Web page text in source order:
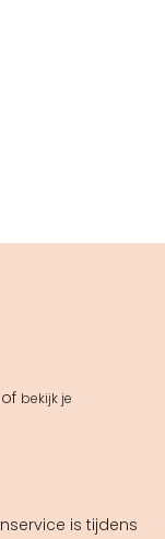
of bekijk je
is tijdens